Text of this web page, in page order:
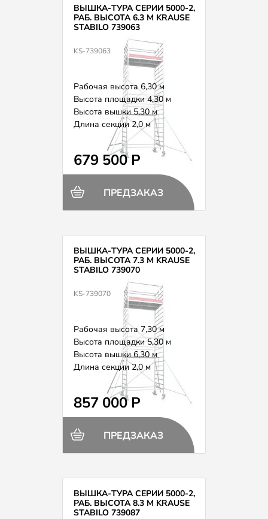
ВЫШКА-ТУРА СЕРИИ 5000-2,
РАБ. ВЫСОТА 6.3 М KRAUSE
STABILO 739063
KS-739063
Рабочая высота 6,30 м
Высота площадки 4,30 м
Высота вышки 5,30 м
Длина секции 2,0 м
Вес 180,0 кг
679 500 Р
ПРЕДЗАКАЗ
ВЫШКА-ТУРА СЕРИИ 5000-2,
РАБ. ВЫСОТА 7.3 М KRAUSE
STABILO 739070
KS-739070
Рабочая высота 7,30 м
Высота площадки 5,30 м
Высота вышки 6,30 м
Длина секции 2,0 м
Вес 226,0 кг
857 000 Р
ПРЕДЗАКАЗ
ВЫШКА-ТУРА СЕРИИ 5000-2,
РАБ. ВЫСОТА 8.3 М KRAUSE
STABILO 739087